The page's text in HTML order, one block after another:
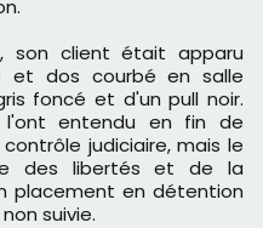
son client était apparu
et dos courbé en salle
foncé et d'un pull noir.
l'ont entendu en fin de
judiciaire, mais le
des libertés et de la
placement en détention
suivie.